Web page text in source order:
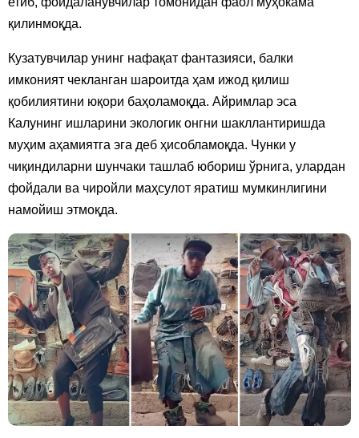
қилинмоқда.
Кузатувчилар унинг нафақат фантазияси, балки
имконият чекланган шароитда ҳам ижод қилиш
қобилиятини юқори баҳоламоқда. Айримлар эса
Калунинг ишларини экологик онгни шакллантиришда
муҳим аҳамиятга эга деб ҳисобламоқда. Чунки у
чиқиндиларни шунчаки ташлаб юбориш ўрнига, улардан
фойдали ва чиройли маҳсулот яратиш мумкинлигини
намойиш этмоқда.